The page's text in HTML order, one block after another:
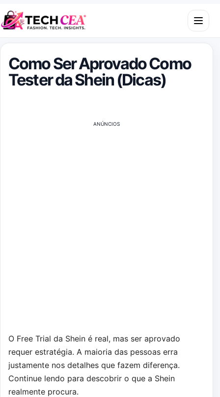
Skip to content
Open
Como Ser Aprovado Como
Tester da Shein (Dicas)
ANÚNCIOS
O Free Trial da Shein é real, mas ser aprovado
requer estratégia. A maioria das pessoas erra
justamente nos detalhes que fazem diferença.
Continue lendo para descobrir o que a Shein
realmente procura.